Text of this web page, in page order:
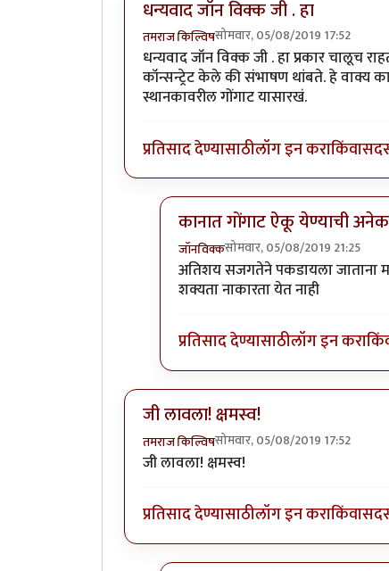
धन्यवाद जॉन विक्क जी . हा
तमराज किल्विषसोमवार, 05/08/2019 17:52
धन्यवाद जॉन विक्क जी . हा प्रकार चालूच
कॉन्सन्ट्रेट केले की संभाषण थांबते. हे वाक्य
स्थानकावरील गोंगाट यासारखं.
प्रतिसाद देण्यासाठीलॉग इन कराकिंवा
कानात गोंगाट ऐकू येण्याची
जॉनविक्कसोमवार, 05/08/2019 21:25
In reply toधन्यवाद जॉन विक्क जी .
अतिशय सजगतेने पकडायला जाताना
शक्यता नाकारता येत नाही
प्रतिसाद देण्यासाठीलॉग इन करा
जी लावला! क्षमस्व!
तमराज किल्विषसोमवार, 05/08/2019 17:52
जी लावला! क्षमस्व!
प्रतिसाद देण्यासाठीलॉग इन कराकिंवा